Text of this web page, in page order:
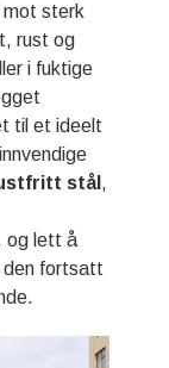
mot sterk
rust og
i fuktige
til et ideelt
stål ,
og lett å
den fortsatt